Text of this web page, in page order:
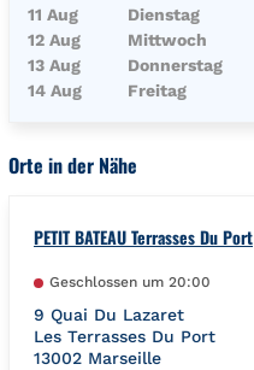
11 Aug
Dienstag
12 Aug
Mittwoch
13 Aug
Donnerstag
14 Aug
Freitag
Orte in der Nähe
PETIT BATEAU Terrasses Du Port
Geschlossen um 20:00
9 Quai Du Lazaret
Les Terrasses Du Port
13002 Marseille